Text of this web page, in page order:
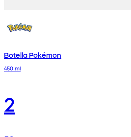
Botella Pokémon
450 ml
2